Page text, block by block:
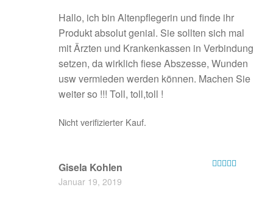
Hallo, ich bin Altenpflegerin und finde ihr
Produkt absolut genial. Sie sollten sich mal
mit Ärzten und Krankenkassen in Verbindung
setzen, da wirklich fiese Abszesse, Wunden
usw vermieden werden können. Machen Sie
weiter so !!! Toll, toll,toll !
Nicht verifizierter Kauf.
Gisela Kohlen
Januar 19, 2019